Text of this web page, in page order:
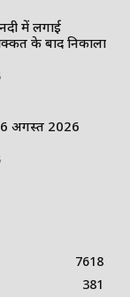
में लगाई
के बाद निकाला
अगस्त 2026
7618
381